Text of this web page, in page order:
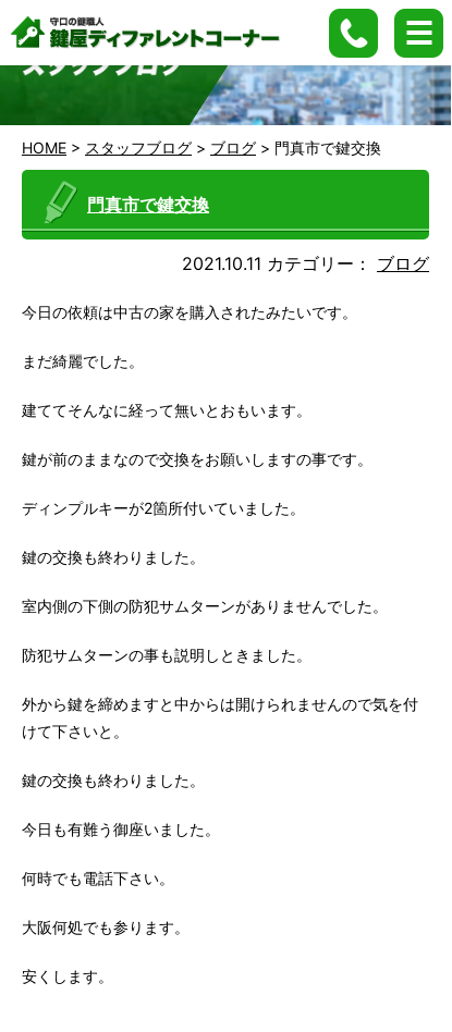
HOME > スタッフブログ > ブログ > 門真市で鍵交換
門真市で鍵交換
2021.10.11 カテゴリー： ブログ
今日の依頼は中古の家を購入されたみたいです。
まだ綺麗でした。
建ててそんなに経って無いとおもいます。
鍵が前のままなので交換をお願いしますの事です。
ディンプルキーが2箇所付いていました。
鍵の交換も終わりました。
室内側の下側の防犯サムターンがありませんでした。
防犯サムターンの事も説明しときました。
外から鍵を締めますと中からは開けられませんので気を付
けて下さいと。
鍵の交換も終わりました。
今日も有難う御座いました。
何時でも電話下さい。
大阪何処でも参ります。
安くします。